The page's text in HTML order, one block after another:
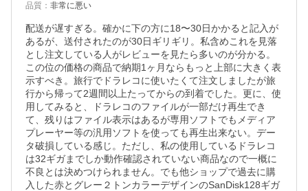
品質 ： 非常に悪い
配送が遅すぎる。確かに下の方に18〜30日かかると記入が
あるが、送付されたのが30日ギリギリ。私含めこれを見落
とし注文している人がレビューを見たら多いのが分かる。
この位の価格の商品で納期1ヶ月ならもっと上部に大きく表
示すべき。旅行でドラレコに使いたくて注文しましたが旅
行から帰って2週間以上たってからの到着でした。更に、使
用してみると、ドラレコのファイルが一部だけ再生でき
て、残りはファイル表示はあるが専用ソフトでもメディア
プレーヤー等の汎用ソフトを使っても再生出来ない。デー
タ破損している感じ。ただし、私の使用しているドラレコ
は32ギガまでしか動作確認されていない商品なので一概に
不良とは決めつけられません。でも他ショップで過去に購
入した赤とグレー２トンカラーデザインのSanDisk128ギガ